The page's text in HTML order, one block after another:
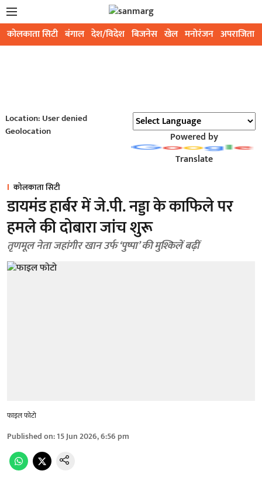
कोलकाता सिटी बंगाल देश/विदेश बिजनेस खेल मनोरंजन अपराजिता
Location: User denied
Geolocation
Powered by
Translate
कोलकाता सिटी
डायमंड हार्बर में जे.पी. नड्डा के काफिले पर
हमले की दोबारा जांच शुरू
तृणमूल नेता जहांगीर खान उर्फ ‘पुष्पा’ की मुश्किलें बढ़ीं
फाइल फोटो
Published on:15 Jun 2026, 6:56 pm